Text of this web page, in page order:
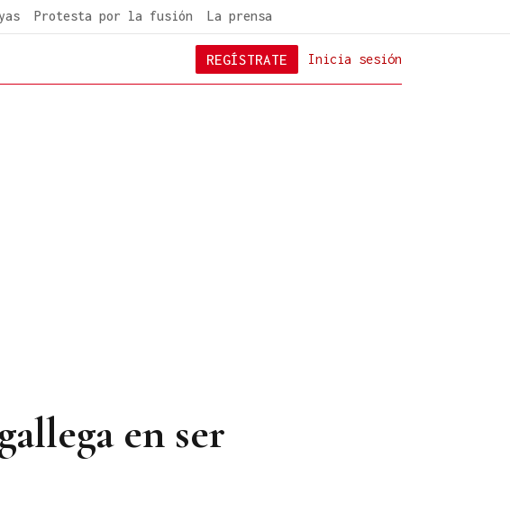
Protesta por la fusión La prensa
Inicia sesión
REGÍSTRATE
en ser